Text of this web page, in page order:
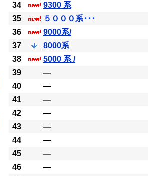
34
9300 系
35
５０００系･･･
36
9000系/
37
8000系
38
5000 系 /
39
―
40
―
41
―
42
―
43
―
44
―
45
―
46
―